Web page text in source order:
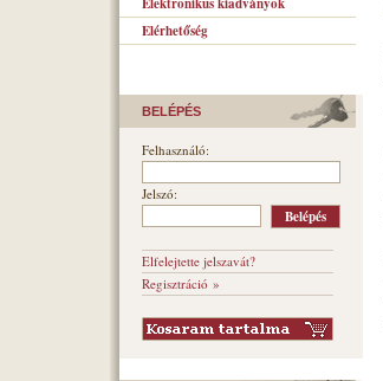
Elérhetőség
BELÉPÉS
Felhasználó:
Jelszó:
Elfelejtette jelszavát?
Regisztráció »